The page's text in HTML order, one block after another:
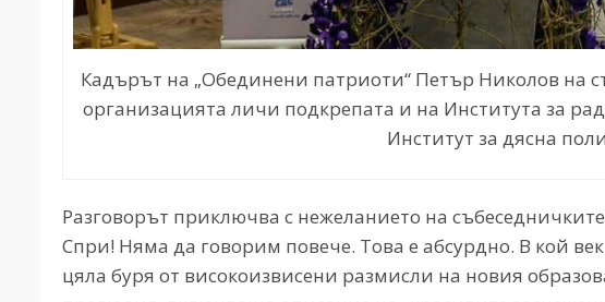
Кадърът на „Обединени патриоти“ Петър Николов на
организацията личи подкрепата и на Института за
Институт за дясна
Разговорът приключва с нежеланието на
Спри! Няма да говорим повече. Това е абсурдно. В кой
цяла буря от високоизвисени размисли на новия